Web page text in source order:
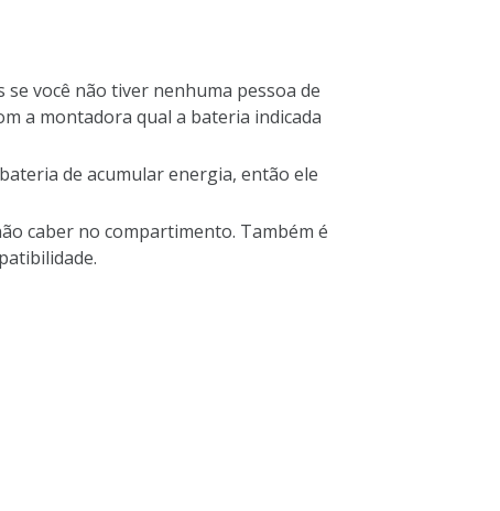
você não tiver nenhuma pessoa de
a montadora qual a bateria indicada
de acumular energia, então ele
caber no compartimento. Também é